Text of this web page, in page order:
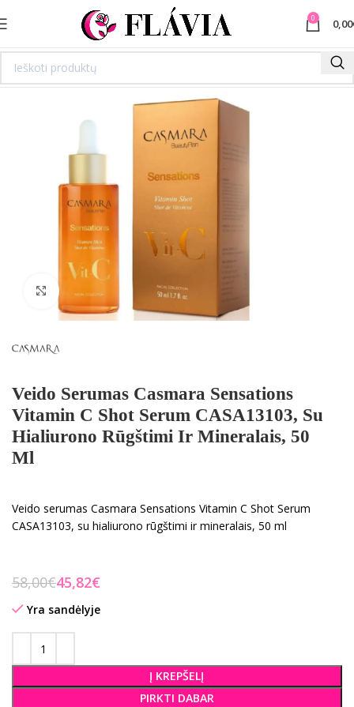
0 0,00
Spustelėkite norėdami padidinti
Veido Serumas Casmara Sensations
Vitamin C Shot Serum CASA13103, Su
Hialiurono Rūgštimi Ir Mineralais, 50
Ml
Veido serumas Casmara Sensations Vitamin C Shot Serum
CASA13103, su hialiurono rūgštimi ir mineralais, 50 ml
58,00€45,82€
Yra sandėlyje
Į KREPŠELĮ
PIRKTI DABAR